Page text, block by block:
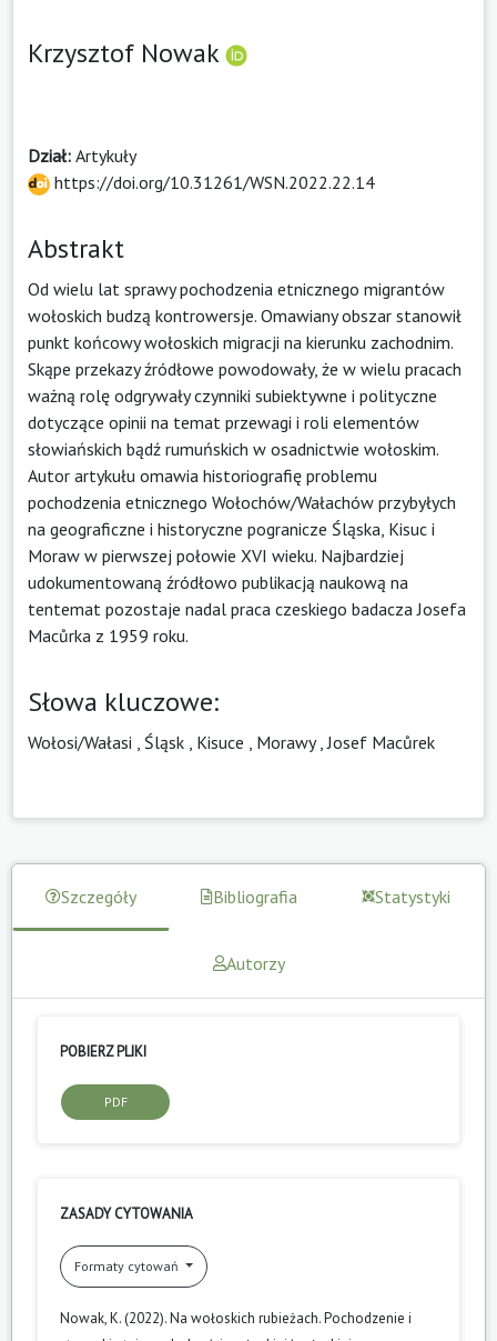
Krzysztof Nowak
Dział: Artykuły
https://doi.org/10.31261/WSN.2022.22.14
Abstrakt
Od wielu lat sprawy pochodzenia etnicznego migrantów
wołoskich budzą kontrowersje. Omawiany obszar stanowił
punkt końcowy wołoskich migracji na kierunku zachodnim.
Skąpe przekazy źródłowe powodowały, że w wielu pracach
ważną rolę odgrywały czynniki subiektywne i polityczne
dotyczące opinii na temat przewagi i roli elementów
słowiańskich bądź rumuńskich w osadnictwie wołoskim.
Autor artykułu omawia historiografię problemu
pochodzenia etnicznego Wołochów/Wałachów przybyłych
na geograficzne i historyczne pogranicze Śląska, Kisuc i
Moraw w pierwszej połowie XVI wieku. Najbardziej
udokumentowaną źródłowo publikacją naukową na
tentemat pozostaje nadal praca czeskiego badacza Josefa
Macůrka z 1959 roku.
Słowa kluczowe:
Wołosi/Wałasi Śląsk Kisuce Morawy,Josef Macůrek
Szczegóły Bibliografia Statystyki
Autorzy
POBIERZ PLIKI
PDF
ZASADY CYTOWANIA
Formaty cytowań
Nowak, K. (2022). Na wołoskich rubieżach. Pochodzenie i